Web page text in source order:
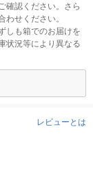
確認ください。さら
せください。
しも箱でのお届けを
状況等により異なる
レビューとは